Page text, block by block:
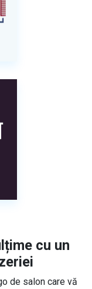
cu un
de salon care vă